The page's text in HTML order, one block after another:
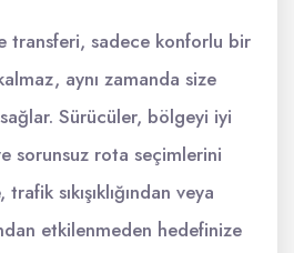
transferi, sadece konforlu bir
aynı zamanda size
Sürücüler, bölgeyi iyi
sorunsuz rota seçimlerini
sıkışıklığından veya
etkilenmeden hedefinize